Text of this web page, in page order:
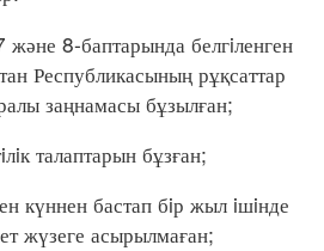
8-баптарында белгiленген
Республикасының рұқсаттар
заңнамасы бұзылған;
талаптарын бұзған;
күннен бастап бiр жыл iшiнде
жүзеге асырылмаған;